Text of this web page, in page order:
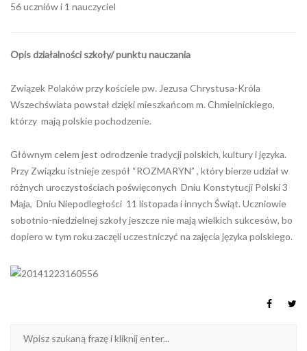
56 uczniów i 1 nauczyciel
Opis działalności szkoły/ punktu nauczania
Związek Polaków przy kościele pw. Jezusa Chrystusa-Króla
Wszechświata powstał dzięki mieszkańcom m. Chmielnickiego,
którzy mają polskie pochodzenie.
Głównym celem jest odrodzenie tradycji polskich, kultury i języka.
Przy Związku istnieje zespół “ROZMARYN” , który bierze udział w
różnych uroczystościach poświęconych Dniu Konstytucji Polski 3
Maja, Dniu Niepodległości 11 listopada i innych Świąt. Uczniowie
sobotnio-niedzielnej szkoły jeszcze nie mają wielkich sukcesów, bo
dopiero w tym roku zaczęli uczestniczyć na zajęcia języka polskiego.